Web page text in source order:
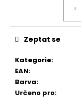
Kategorie:
EAN:
Barva:
Určeno pro:
Zeptat se
e
m
e